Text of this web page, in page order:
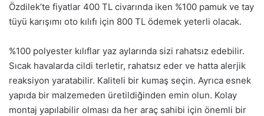
Özdilek’te fiyatlar 400 TL civarında iken %100 pamuk ve tay
tüyü karışımı oto kılıfı için 800 TL ödemek yeterli olacak.
%100 polyester kılıflar yaz aylarında sizi rahatsız edebilir.
Sıcak havalarda cildi terletir, rahatsız eder ve hatta alerjik
reaksiyon yaratabilir. Kaliteli bir kumaş seçin. Ayrıca esnek
yapıda bir malzemeden üretildiğinden emin olun. Kolay
montaj yapılabilir olması da her araç sahibi için önemli bir